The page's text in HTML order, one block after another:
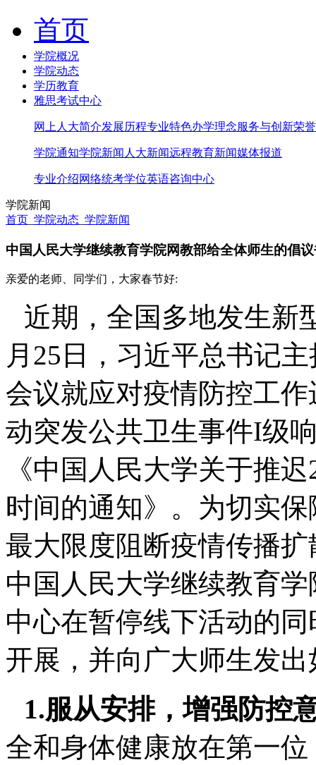
首页
学院概况
学院动态
学历教育
雅思考试中心
网上人大简介发展历程专业特色办学理念服务与创新荣
学院通知学院新闻 人大新闻远程教育新闻媒体报道
专业介绍网络统考学位英语咨询中心
学院新闻
首页 学院动态 学院新闻
中国人民大学继续教育学院网教部给全体师生的倡
亲爱的老师、同学们，大家春节好:
近期，全国多地发生新
月25日，习近平总书记
会议就应对疫情防控工
动突发公共卫生事件I级
《中国人民大学关于推
时间的通知》。为切实
最大限度阻断疫情传播
中国人民大学继续教育
中心在暂停线下活动的
开展，并向广大师生发
1.服从安排，增强防控
全和身体健康放在第一